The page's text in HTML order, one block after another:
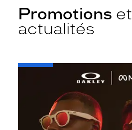
Promotions et
actualités
-